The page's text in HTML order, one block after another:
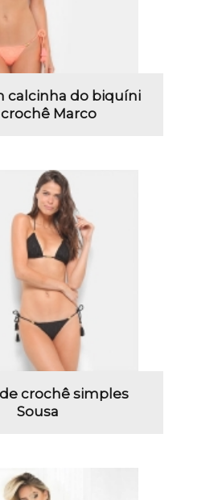
calcinha do biquíni
Marco
crochê simples
Sousa